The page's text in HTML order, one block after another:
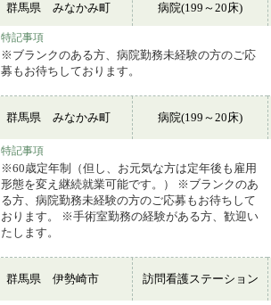
群馬県 みなかみ町 病院(199～20床)
特記事項
※ブランクのある方、病院勤務未経験の方のご応
募もお待ちしております。
群馬県 みなかみ町 病院(199～20床)
特記事項
※60歳定年制（但し、お元気な方は定年後も雇用
形態を変え継続就業可能です。） ※ブランクのあ
る方、病院勤務未経験の方のご応募もお待ちして
おります。 ※手術室勤務の経験がある方、歓迎い
たします。
群馬県 伊勢崎市 訪問看護ステーション